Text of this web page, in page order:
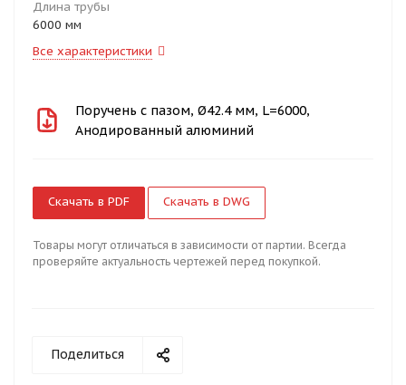
Длина трубы
6000 мм
Все характеристики
Поручень с пазом, Ø42.4 мм, L=6000,
Анодированный алюминий
Скачать в PDF Скачать в DWG
Товары могут отличаться в зависимости от партии. Всегда
проверяйте актуальность чертежей перед покупкой.
Поделиться